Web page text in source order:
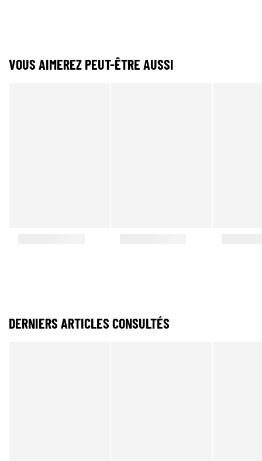
VOUS AIMEREZ PEUT-ÊTRE AUSSI
DERNIERS ARTICLES CONSULTÉS